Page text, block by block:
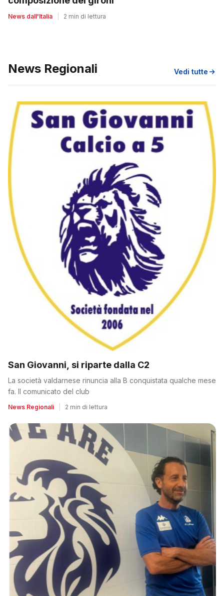
News dall'Italia 2 min di lettura
News Regionali Vedi tutte
San Giovanni, si riparte dalla C2
La società valdarnese rinuncia alla B conquistata qualche mese
fa. Il comunicato del club
News Regionali 2 min di lettura